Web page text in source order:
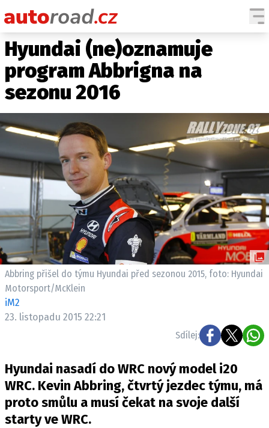
AUTA
TESTY AUT
NOVINKY
HISTORIE
ZAJÍMAVOSTI
TECHNIKA
EKONOMIKA
ČESKÝ TRH
TUNING
PROFI
ELEKTRO
TESTY ELEKTROMOBILŮ
TRH S ELEKTROMOBILY
RALLY
OSTATNÍ
Hyundai (ne)oznamuje
program Abbrigna na
sezonu 2016
Abbring přišel do týmu Hyundai před sezonou 2015, foto: Hyundai
Motorsport/McKlein
iM2
23. listopadu 2015 22:21
Sdílej:
Hyundai nasadí do WRC nový model i20
WRC. Kevin Abbring, čtvrtý jezdec týmu, má
proto smůlu a musí čekat na svoje další
starty ve WRC.